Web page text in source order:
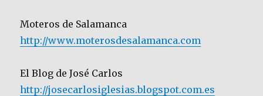
Moteros de Salamanca
http://www.moterosdesalamanca.com
El Blog de José Carlos
http://josecarlosiglesias.blogspot.com.es